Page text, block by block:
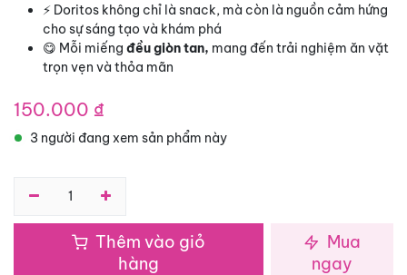
⚡ Doritos không chỉ là snack, mà còn là nguồn cảm hứng
cho sự sáng tạo và khám phá
😋 Mỗi miếng đều giòn tan, mang đến trải nghiệm ăn vặt
trọn vẹn và thỏa mãn
150.000 ₫
3 người đang xem sản phẩm này
Thêm vào giỏ
hàng
Mua
ngay